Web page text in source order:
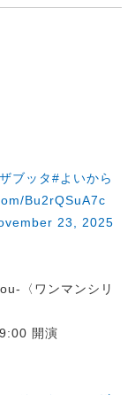
ブッタ#よいから
Bu2rQSuA7c
23, 2025
〈ワンマンシリ
開演